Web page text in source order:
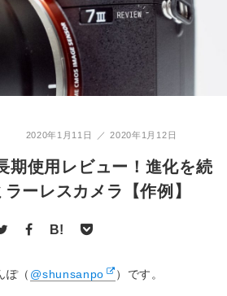
2020年1月11日 2020年1月12日
期使用レビュー！進化を続
ーレスカメラ【作例】
B!
ぽ（ @shunsanpo ）です。